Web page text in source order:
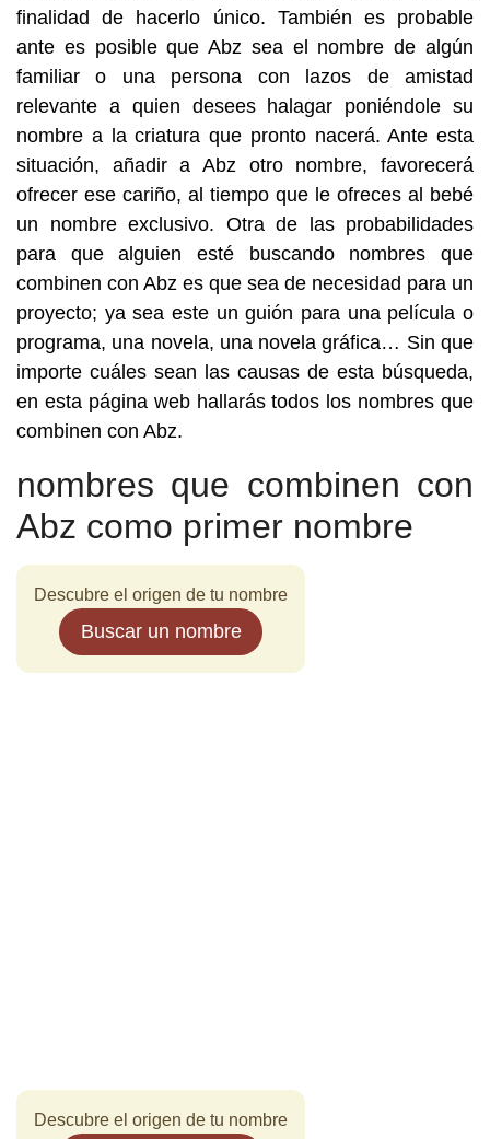
finalidad de hacerlo único. También es probable
ante es posible que Abz sea el nombre de algún
familiar o una persona con lazos de amistad
relevante a quien desees halagar poniéndole su
nombre a la criatura que pronto nacerá. Ante esta
situación, añadir a Abz otro nombre, favorecerá
ofrecer ese cariño, al tiempo que le ofreces al bebé
un nombre exclusivo. Otra de las probabilidades
para que alguien esté buscando nombres que
combinen con Abz es que sea de necesidad para un
proyecto; ya sea este un guión para una película o
programa, una novela, una novela gráfica… Sin que
importe cuáles sean las causas de esta búsqueda,
en esta página web hallarás todos los nombres que
combinen con Abz.
nombres que combinen con
Abz como primer nombre
Descubre el origen de tu nombre
Buscar un nombre
Descubre el origen de tu nombre